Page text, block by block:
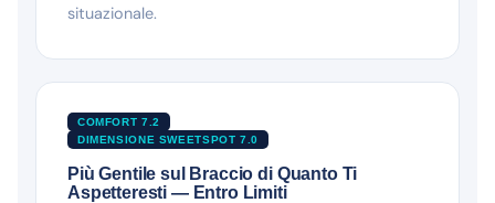
situazionale.
COMFORT 7.2
DIMENSIONE SWEETSPOT 7.0
Più Gentile sul Braccio di Quanto Ti
Aspetteresti — Entro Limiti